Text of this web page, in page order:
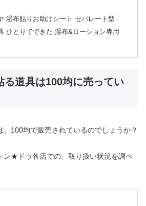
湿布貼りお助けシート セパレート型
ひとりでできた 湿布&ローション専用
る道具は100均に売ってい
、100均で販売されているのでしょうか？
ン★ドゥ各店での、取り扱い状況を調べ